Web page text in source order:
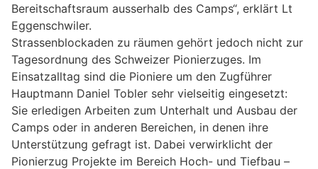
Bereitschaftsraum ausserhalb des Camps“, erklärt Lt
Eggenschwiler.
Strassenblockaden zu räumen gehört jedoch nicht zur
Tagesordnung des Schweizer Pionierzuges. Im
Einsatzalltag sind die Pioniere um den Zugführer
Hauptmann Daniel Tobler sehr vielseitig eingesetzt:
Sie erledigen Arbeiten zum Unterhalt und Ausbau der
Camps oder in anderen Bereichen, in denen ihre
Unterstützung gefragt ist. Dabei verwirklicht der
Pionierzug Projekte im Bereich Hoch- und Tiefbau –